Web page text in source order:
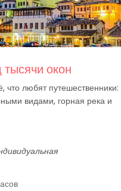
тысячи окон
что любят путешественники:
видами, горная река и